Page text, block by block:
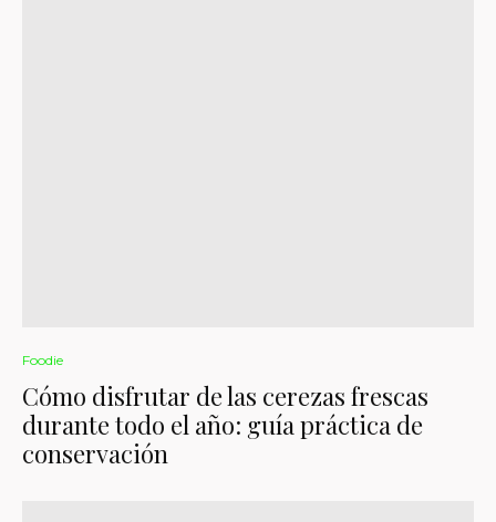
Foodie
Cómo disfrutar de las cerezas frescas
durante todo el año: guía práctica de
conservación